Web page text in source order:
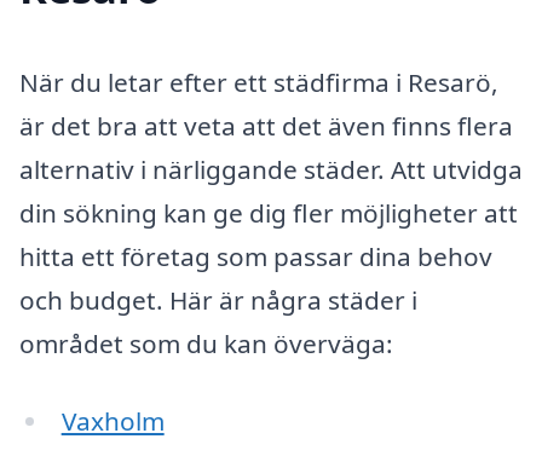
När du letar efter ett städfirma i Resarö,
är det bra att veta att det även finns flera
alternativ i närliggande städer. Att utvidga
din sökning kan ge dig fler möjligheter att
hitta ett företag som passar dina behov
och budget. Här är några städer i
området som du kan överväga:
Vaxholm